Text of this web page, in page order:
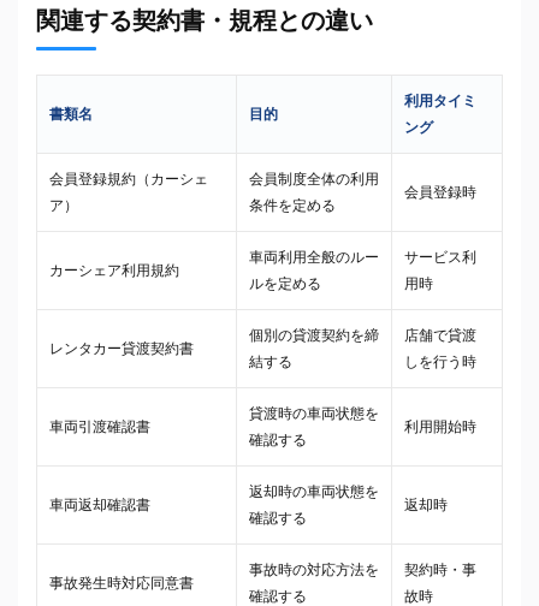
関連する契約書・規程との違い
書類名 目的
利用タイミ
ング
会員登録規約（カーシェ
ア）
会員制度全体の利用
条件を定める
会員登録時
カーシェア利用規約
車両利用全般のルー
ルを定める
サービス利
用時
レンタカー貸渡契約書
個別の貸渡契約を締
結する
店舗で貸渡
しを行う時
車両引渡確認書
貸渡時の車両状態を
確認する
利用開始時
車両返却確認書
返却時の車両状態を
確認する
返却時
事故発生時対応同意書
事故時の対応方法を
確認する
契約時・事
故時